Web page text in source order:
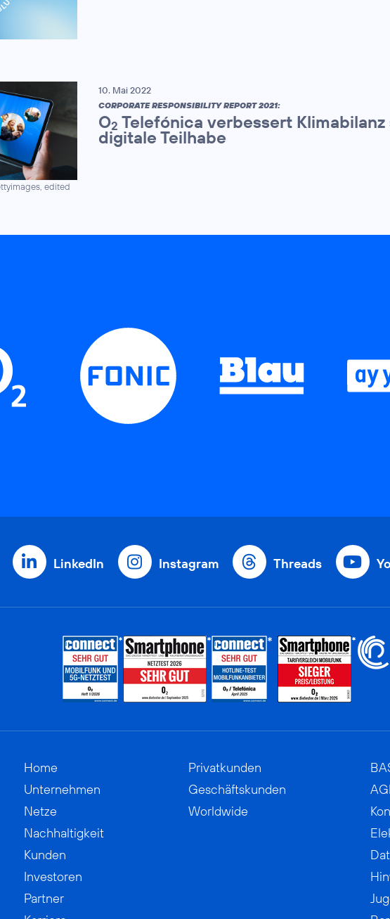
edited
10. Mai 2022
CORPORATE RESPONSIBILITY REPORT 2021:
O2 Telefónica verbessert
digitale Teilhabe
LinkedIn Instagram Threads
Home
Unternehmen
Netze
Nachhaltigkeit
Kunden
Investoren
Partner
Privatkunden
Geschäftskunden
Worldwide